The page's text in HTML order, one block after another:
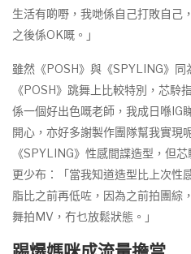
生活有啲嘢，我哋係自己打敗自己
之後係OK嘅。」
雖然《POSH》與《SPYLING》同
《POSH》跳舞上比較特別，芯駖
係一個好出色嘅老師，我成日喺IG
開心，亦好多謝製作團隊幫我實現
《SPYLING》性感間諜造型，但
更少布：「當我知道造型比上次性
脂比之前再低咗，因為之前拍團綜
舞拍MV，冇乜放鬆狀態。」